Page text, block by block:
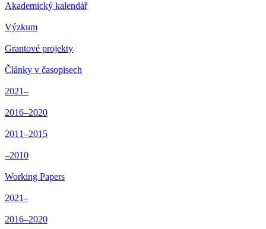
Akademický kalendář
Výzkum
Grantové projekty
Články v časopisech
2021–
2016–2020
2011–2015
–2010
Working Papers
2021–
2016–2020